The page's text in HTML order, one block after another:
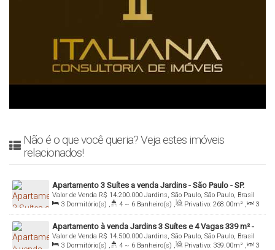
Não é o que você queria? Veja estes imóveis
relacionados!
Apartamento 3 Suítes a venda Jardins - São Paulo - SP.
R$ 14.200.000
Valor de Venda
Jardins, São Paulo, São Paulo, Brasil
3 Dormitório(s) , 4 ~ 6 Banheiro(s) , Privativo: 268.00m² ,
3
Sala(s) , 3 Suíte(s) , Total: 268.00m² , 4 Vaga(s) ,
Útil:
268.00m² , Terreno: 1200.00m²
Apartamento à venda Jardins 3 Suítes e 4 Vagas 339 m² -
Imobiliária Italiana Consultoria
R$ 14.500.000
Valor de Venda
Jardins, São Paulo, São Paulo, Brasil
3 Dormitório(s) , 4 ~ 6 Banheiro(s) , Privativo: 339.00m² ,
3